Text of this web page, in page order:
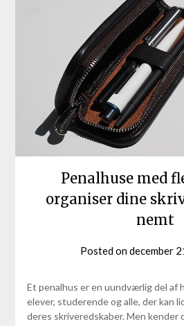
Penalhuse med
organiser dine
nemt
Posted ondecember
Et penalhus er en uundværlig del af
elever, studerende og alle, der kan
deres skriveredskaber. Men kender